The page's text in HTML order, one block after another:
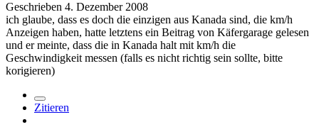
Geschrieben 4. Dezember 2008
ich glaube, dass es doch die einzigen aus Kanada sind, die km/h
Anzeigen haben, hatte letztens ein Beitrag von Käfergarage gelesen
und er meinte, dass die in Kanada halt mit km/h die
Geschwindigkeit messen (falls es nicht richtig sein sollte, bitte
korigieren)
Zitieren